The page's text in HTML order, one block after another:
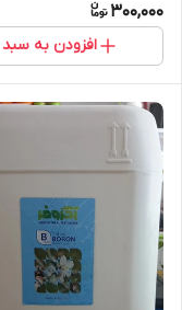
300,000
افزودن به سبد